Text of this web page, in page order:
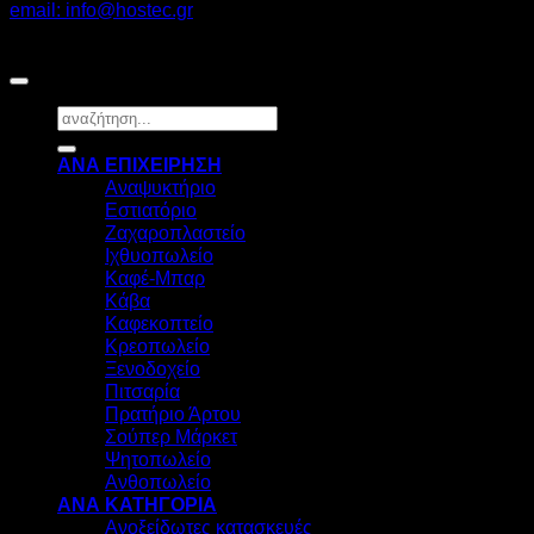
email: info@hostec.gr
Αναζήτηση
για:
ΑΝΑ ΕΠΙΧΕΙΡΗΣΗ
Αναψυκτήριο
Εστιατόριο
Ζαχαροπλαστείο
Ιχθυοπωλείο
Καφέ-Μπαρ
Κάβα
Καφεκοπτείο
Κρεοπωλείο
Ξενοδοχείο
Πιτσαρία
Πρατήριο Άρτου
Σούπερ Μάρκετ
Ψητοπωλείο
Ανθοπωλείο
ΑΝΑ ΚΑΤΗΓΟΡΙΑ
Ανοξείδωτες κατασκευές